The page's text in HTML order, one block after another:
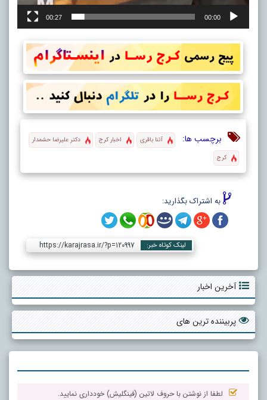
00:00
00:27
برچسب ها: آتنا باقری اخبار کرج
دکتر علیرضا حشمدار
کرج
به اشتراک بگذارید:
لینک کوتاه خبر: https://karajrasa.ir/?p=120997
آخرین اخبار
پربیننده ترین های
لطفا از نوشتن با حروف لاتین (فینگلیش) خودداری نمایید.